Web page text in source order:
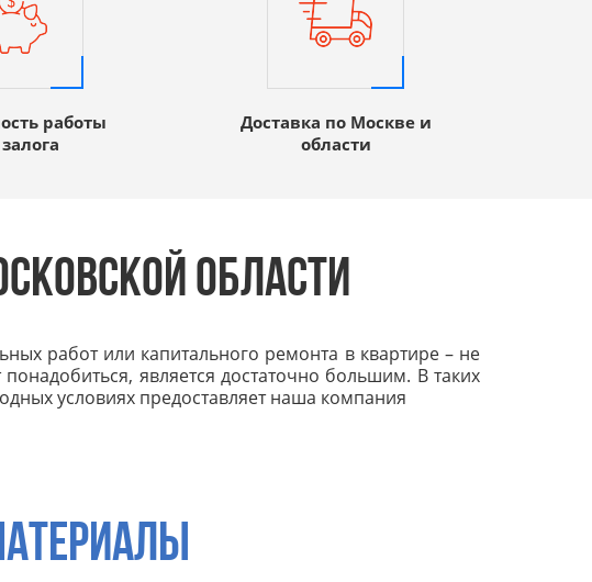
работы
Доставка по Москве и
области
ОБЛАСТИ
работ или капитального ремонта в квартире – не
является достаточно большим. В таких
условиях предоставляет наша компания